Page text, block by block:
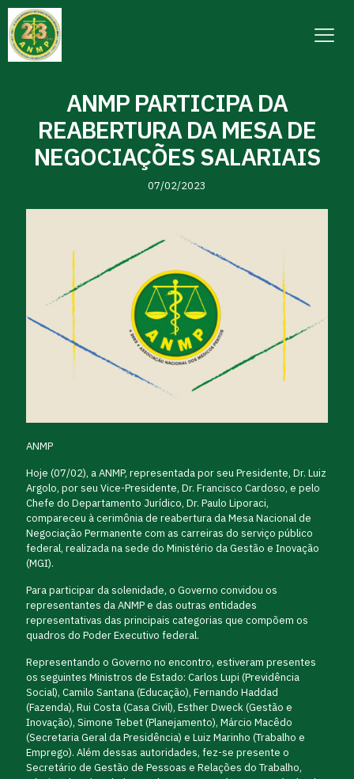
ANMP PARTICIPA DA
REABERTURA DA MESA DE
NEGOCIAÇÕES SALARIAIS
07/02/2023
ANMP
Hoje (07/02), a ANMP, representada por seu Presidente, Dr. Luiz
Argolo, por seu Vice-Presidente, Dr. Francisco Cardoso, e pelo
Chefe do Departamento Jurídico, Dr. Paulo Liporaci,
compareceu à cerimônia de reabertura da Mesa Nacional de
Negociação Permanente com as carreiras do serviço público
federal, realizada na sede do Ministério da Gestão e Inovação
(MGI).
Para participar da solenidade, o Governo convidou os
representantes da ANMP e das outras entidades
representativas das principais categorias que compõem os
quadros do Poder Executivo federal.
Representando o Governo no encontro, estiveram presentes
os seguintes Ministros de Estado: Carlos Lupi (Previdência
Social), Camilo Santana (Educação), Fernando Haddad
(Fazenda), Rui Costa (Casa Civil), Esther Dweck (Gestão e
Inovação), Simone Tebet (Planejamento), Márcio Macêdo
(Secretaria Geral da Presidência) e Luiz Marinho (Trabalho e
Emprego). Além dessas autoridades, fez-se presente o
Secretário de Gestão de Pessoas e Relações do Trabalho,